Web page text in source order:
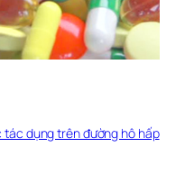
tác dụng trên đường hô hấp